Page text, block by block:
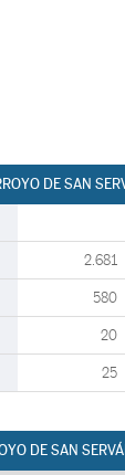
DE SAN
2.681
580
20
25
DE SAN